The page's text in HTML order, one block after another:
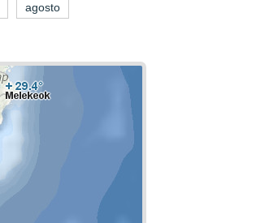
agosto